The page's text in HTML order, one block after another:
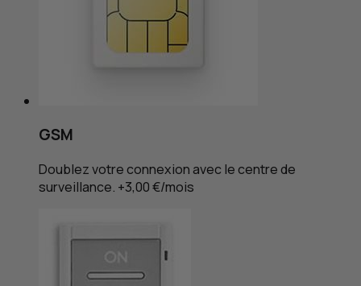
GSM
Doublez votre connexion avec le centre de
surveillance. +3,00 €/mois